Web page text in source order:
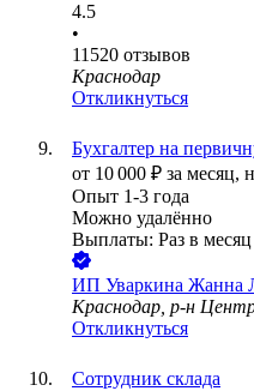
4.5
•
11520 отзывов
Краснодар
Откликнуться
Бухгалтер на
от 10 000 ₽ за месяц,
Опыт 1-3 года
Можно удалённо
Выплаты: Раз в месяц
ИП Уваркина Жанна
Краснодар, р-н
Откликнуться
Сотрудник склада